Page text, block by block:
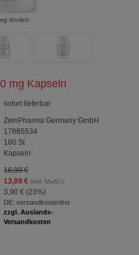
mg Kapseln
sofort lieferbar
ZeinPharma Germany GmbH
17885534
180 St
Kapseln
16,99 €
13,09 €(inkl. MwSt.)
3,90 € (23%)
DE: versandkostenfrei
zzgl. Auslands-
Versandkosten
ähnlich